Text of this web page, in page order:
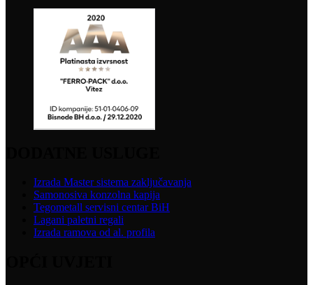
Izrada Master sistema zaključavanja
Samonosiva konzolna kapija
Tegometall servisni centar BiH
Lagani paletni regali
Izrada ramova od al. profila